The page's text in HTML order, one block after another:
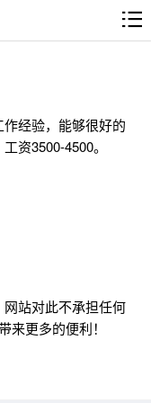
经验，能够很好的
资3500-4500。
站对此不承担任何
来更多的便利！